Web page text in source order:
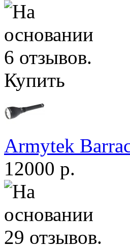
Купить
Armytek
12000 р.